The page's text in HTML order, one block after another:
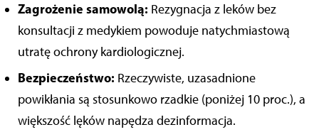
Zagrożenie samowolą: Rezygnacja z leków bez
konsultacji z medykiem powoduje natychmiastową
utratę ochrony kardiologicznej.
Bezpieczeństwo: Rzeczywiste, uzasadnione
powikłania są stosunkowo rzadkie (poniżej 10 proc.), a
większość lęków napędza dezinformacja.